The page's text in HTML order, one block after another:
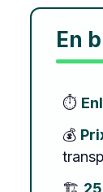
En
⏱️
💰
🏗️